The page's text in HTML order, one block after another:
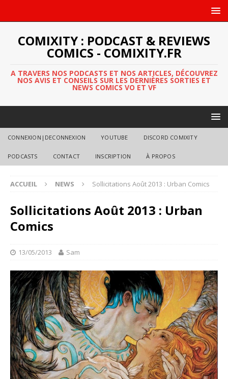
COMIXITY : PODCAST & REVIEWS
COMICS - COMIXITY.FR
A TRAVERS NOS PODCASTS ET NOS ARTICLES, DÉCOUVREZ
NOS AVIS ET CONSEILS SUR LES DERNIÈRES SORTIES ET
NEWS COMICS VO ET VF
CONNEXION|DECONNEXION YOUTUBE DISCORD COMIXITY
PODCASTS CONTACT INSCRIPTION À PROPOS
ACCUEIL NEWS Sollicitations Août 2013 : Urban Comics
Sollicitations Août 2013 : Urban
Comics
13/05/2013 Sam